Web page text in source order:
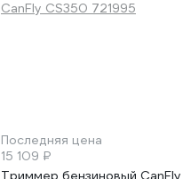
Последняя цена
15 109 ₽
Триммер бензиновый CanFly